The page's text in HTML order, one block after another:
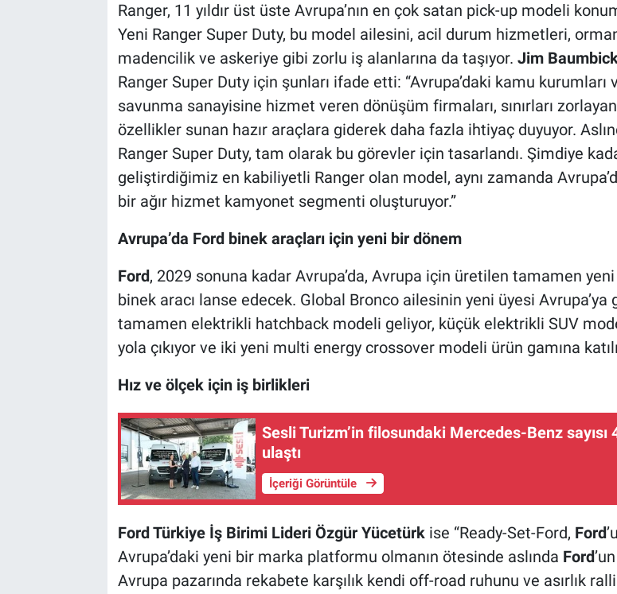
Ranger, 11 yıldır üst üste Avrupa’nın en çok satan pick-up modeli
Yeni Ranger Super Duty, bu model ailesini, acil durum hizmetleri,
madencilik ve askeriye gibi zorlu iş alanlarına da taşıyor. Jim
Ranger Super Duty için şunları ifade etti: “Avrupa’daki kamu kurumları
savunma sanayisine hizmet veren dönüşüm firmaları, sınırları zorlayan
özellikler sunan hazır araçlara giderek daha fazla ihtiyaç duyuyor.
Ranger Super Duty, tam olarak bu görevler için tasarlandı. Şimdiye
geliştirdiğimiz en kabiliyetli Ranger olan model, aynı zamanda
bir ağır hizmet kamyonet segmenti oluşturuyor.”
Avrupa’da Ford binek araçları için yeni bir dönem
Ford, 2029 sonuna kadar Avrupa’da, Avrupa için üretilen tamamen
binek aracı lanse edecek. Global Bronco ailesinin yeni üyesi Avrupa’ya
tamamen elektrikli hatchback modeli geliyor, küçük elektrikli SUV
yola çıkıyor ve iki yeni multi energy crossover modeli ürün gamına
Hız ve ölçek için iş birlikleri
Sesli Turizm’in filosundaki Mercedes-Benz sayısı
ulaştı
İçeriği Görüntüle
Ford Türkiye İş Birimi Lideri Özgür Yücetürkise “Ready-Set-Ford, Ford
Avrupa’daki yeni bir marka platformu olmanın ötesinde aslında Ford’un
Avrupa pazarında rekabete karşılık kendi off-road ruhunu ve asırlık ralli